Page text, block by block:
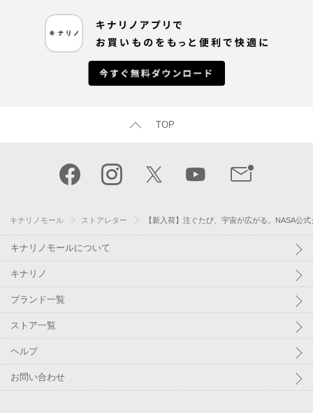
TOP
キナリノモール ストアレター 【新入荷】注ぐたび、宇宙が広がる。NASA公
キナリノモールについて
キナリノ
ブランド一覧
ストア一覧
ヘルプ
お問い合わせ